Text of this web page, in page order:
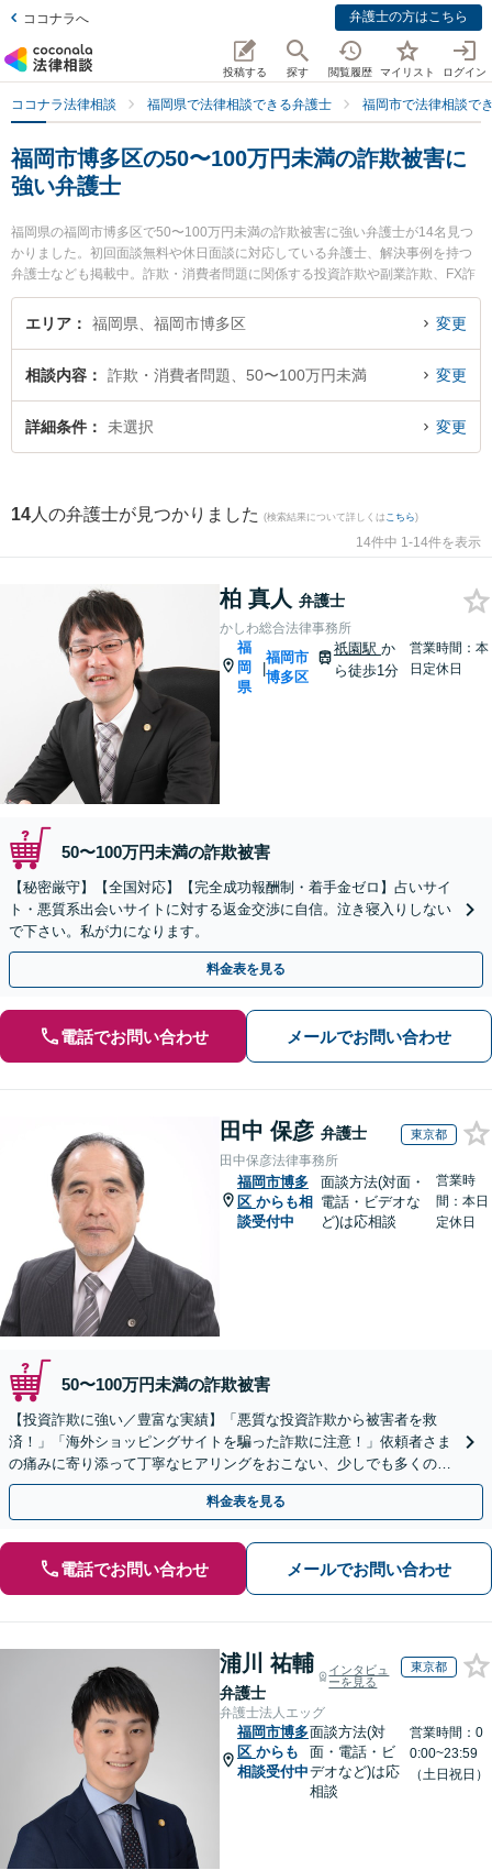
ココナラへ 弁護士の方はこちら
投稿する 探す 閲覧履歴 マイリスト ログイン
ココナラ法律相談 福岡県で法律相談できる弁護士 福岡市で法律相談で
福岡市博多区の50〜100万円未満の詐欺被害に
強い弁護士
福岡県の福岡市博多区で50〜100万円未満の詐欺被害に強い弁護士が14名見つ
かりました。初回面談無料や休日面談に対応している弁護士、解決事例を持つ
弁護士なども掲載中。詐欺・消費者問題に関係する投資詐欺や副業詐欺、FX詐
欺等の細かな分野での絞り込み検索もでき便利です。特にかしわ総合法律事務
所の柏 真人弁護士や.の澁谷 和利弁護士、浜田法律事務所の浜田 宏弁護士のプ
護士に相談したい』『50〜100万円未満の詐欺被害のトラブル解決の実績豊富
な近くの弁護士を検索したい』『初回相談無料で50〜100万円未満の詐欺被害
を法律相談できる福岡市博多区内の弁護士に相談予約したい』などでお困りの
エリア 福岡県、福岡市博多区 変更
相談内容 詐欺・消費者問題、50〜100万円未満 変更
詳細条件 未選択 変更
14 人の弁護士が見つかりました (検索結果について詳しくは こちら)
14件中 1-14件を表示
柏 真人 弁護士
かしわ総合法律事務所
福
岡
県
|
福岡市
博多区
祇園駅 か
ら徒歩1分
営業時間：本
日定休日
50〜100万円未満の詐欺被害
【秘密厳守】【全国対応】【完全成功報酬制・着手金ゼロ】占いサイ
ト・悪質系出会いサイトに対する返金交渉に自信。泣き寝入りしない
で下さい。私が力になります。
料金表を見る
電話でお問い合わせ メールでお問い合わせ
田中 保彦 弁護士 東京都
田中保彦法律事務所
福岡市博多
区 からも相
談受付中
面談方法(対面・
電話・ビデオな
ど)は応相談
営業時
間：本日
定休日
50〜100万円未満の詐欺被害
【投資詐欺に強い／豊富な実績】「悪質な投資詐欺から被害者を救
済！」「海外ショッピングサイトを騙った詐欺に注意！」依頼者さま
の痛みに寄り添って丁寧なヒアリングをおこない、少しでも多くの返
金が得られるよう尽力します！
料金表を見る
電話でお問い合わせ メールでお問い合わせ
浦川 祐輔
弁護士
インタビュ
ーを見る
東京都
弁護士法人エッグ
福岡市博多
区 からも
相談受付中
面談方法(対
面・電話・ビ
デオなど)は応
相談
営業時間：0
0:00~23:59
（土日祝日）